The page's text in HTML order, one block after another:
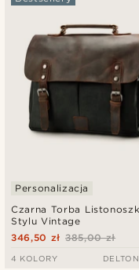
Czarna Torba
Stylu Vintage
Personalizacja
385,00 zł
346,50 zł
4 KOLORY